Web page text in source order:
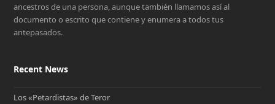
ancestros de una persona, aunque también llamamos así al
documento o escrito que contiene y enumera a todos tus
antepasados.
Recent News
Los «Petardistas» de Teror